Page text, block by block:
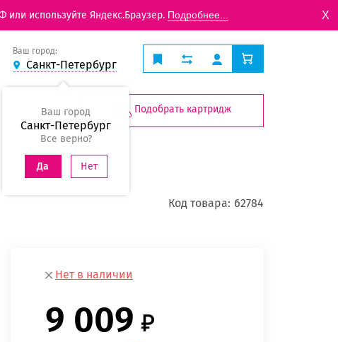
используйте Яндекс.Браузер. Подробнее... X
Ваш город:
Санкт-Петербург
Ваш город
Санкт-Петербург
Все верно?
Да Нет
Подобрать картридж
Код товара: 62784
Нет в наличии
9 009